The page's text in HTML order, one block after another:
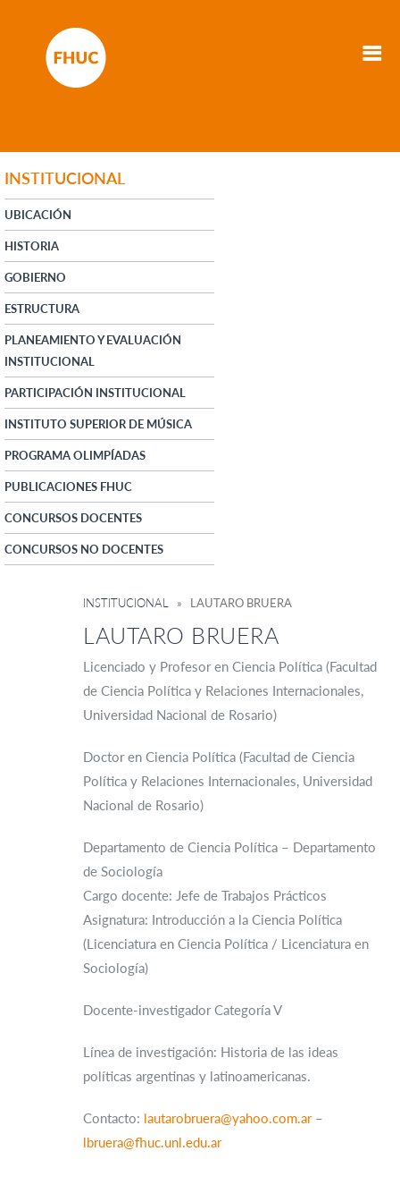
INSTITUCIONAL
UBICACIÓN
HISTORIA
GOBIERNO
ESTRUCTURA
PLANEAMIENTO Y EVALUACIÓN
INSTITUCIONAL
PARTICIPACIÓN INSTITUCIONAL
INSTITUTO SUPERIOR DE MÚSICA
PROGRAMA OLIMPÍADAS
PUBLICACIONES FHUC
CONCURSOS DOCENTES
CONCURSOS NO DOCENTES
INSTITUCIONAL » LAUTARO BRUERA
LAUTARO BRUERA
Licenciado y Profesor en Ciencia Política (Facultad
de Ciencia Política y Relaciones Internacionales,
Universidad Nacional de Rosario)
Doctor en Ciencia Política (Facultad de Ciencia
Política y Relaciones Internacionales, Universidad
Nacional de Rosario)
Departamento de Ciencia Política – Departamento
de Sociología
Cargo docente: Jefe de Trabajos Prácticos
Asignatura: Introducción a la Ciencia Política
(Licenciatura en Ciencia Política / Licenciatura en
Sociología)
Docente-investigador Categoría V
Línea de investigación: Historia de las ideas
políticas argentinas y latinoamericanas.
Contacto: lautarobruera@yahoo.com.ar–
lbruera@fhuc.unl.edu.ar